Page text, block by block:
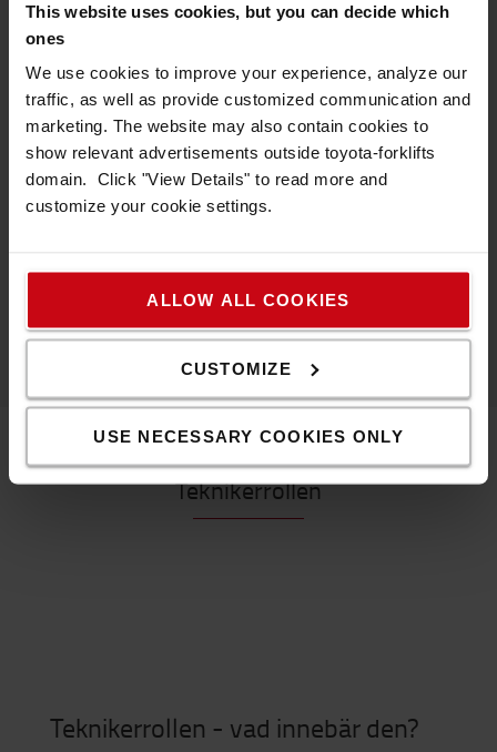
This website uses cookies, but you can decide which
ones
We use cookies to improve your experience, analyze our
traffic, as well as provide customized communication and
marketing. The website may also contain cookies to
show relevant advertisements outside toyota-forklifts
domain. Click "View Details" to read more and
customize your cookie settings.
ALLOW ALL COOKIES
CUSTOMIZE
USE NECESSARY COOKIES ONLY
arbetstagares förväntningar)
anser att ”Allt sammantaget är detta en mycket
bra arbetsplats”.
87 % av våra medarbetare säger att nya
medarbetare känner sig välkomna hos oss
92 % av våra medarbetare anser att ”Hos oss ges
medarbetarna mycket ansvar”
*Medarbetarundersökning i oktober 2025
Teknikerrollen
Teknikerrollen - vad innebär den?